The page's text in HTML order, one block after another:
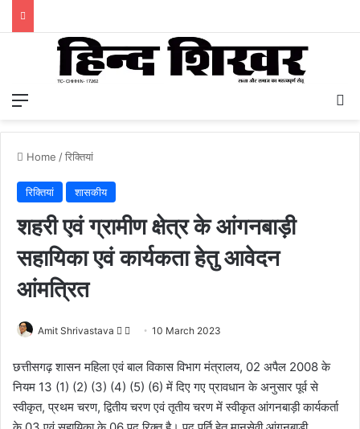
Home /रिक्तियां
रिक्तियां शासकीय
शहरी एवं ग्रामीण क्षेत्र के आंगनबाड़ी
सहायिका एवं कार्यकता हेतु आवेदन
आंमत्रित
Amit Shrivastava
F
l
o
n
d
a
10 March 2023
छत्तीसगढ़ शासन महिला एवं बाल विकास विभाग मंत्रालय, 02 अपैल 2008 के
नियम 13 (1) (2) (3) (4) (5) (6) में दिए गए प्रावधान के अनुसार पूर्व से
स्वीकृत, प्रथम चरण, द्वितीय चरण एवं तृतीय चरण में स्वीकृत आंगनबाड़ी कार्यकर्ता